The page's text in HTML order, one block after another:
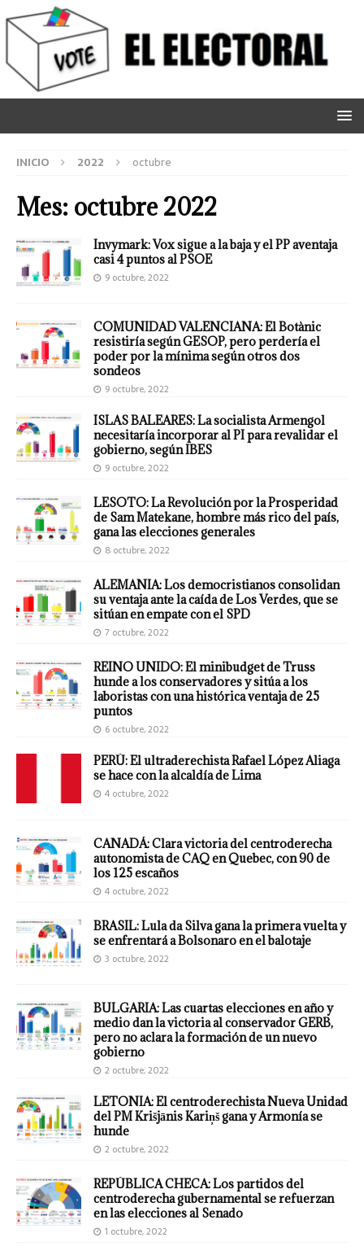
INICIO 2022 octubre
Mes: octubre 2022
Invymark: Vox sigue a la baja y el PP aventaja
casi 4 puntos al PSOE
9 octubre, 2022
COMUNIDAD VALENCIANA: El Botànic
resistiría según GESOP, pero perdería el
poder por la mínima según otros dos
sondeos
9 octubre, 2022
ISLAS BALEARES: La socialista Armengol
necesitaría incorporar al PI para revalidar el
gobierno, según IBES
9 octubre, 2022
LESOTO: La Revolución por la Prosperidad
de Sam Matekane, hombre más rico del país,
gana las elecciones generales
8 octubre, 2022
ALEMANIA: Los democristianos consolidan
su ventaja ante la caída de Los Verdes, que se
sitúan en empate con el SPD
7 octubre, 2022
REINO UNIDO: El minibudget de Truss
hunde a los conservadores y sitúa a los
laboristas con una histórica ventaja de 25
puntos
6 octubre, 2022
PERÚ: El ultraderechista Rafael López Aliaga
se hace con la alcaldía de Lima
4 octubre, 2022
CANADÁ: Clara victoria del centroderecha
autonomista de CAQ en Quebec, con 90 de
los 125 escaños
4 octubre, 2022
BRASIL: Lula da Silva gana la primera vuelta y
se enfrentará a Bolsonaro en el balotaje
3 octubre, 2022
BULGARIA: Las cuartas elecciones en año y
medio dan la victoria al conservador GERB,
pero no aclara la formación de un nuevo
gobierno
2 octubre, 2022
LETONIA: El centroderechista Nueva Unidad
del PM Krišjānis Kariņš gana y Armonía se
hunde
2 octubre, 2022
REPÚBLICA CHECA: Los partidos del
centroderecha gubernamental se refuerzan
en las elecciones al Senado
1 octubre, 2022